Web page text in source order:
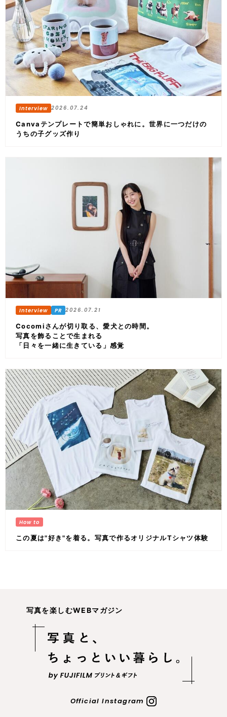
2026.07.24
Canvaテンプレートで簡単おしゃれに。世界に一つだけの
うちの子グッズ作り
2026.07.21
Cocomiさんが切り取る、愛犬との時間。
写真を飾ることで生まれる
「日々を一緒に生きている」感覚
この夏は"好き"を着る。写真で作るオリジナルTシャツ体験
写真を楽しむWEBマガジン
Official Instagram